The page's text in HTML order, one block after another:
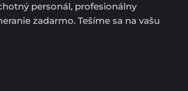
personál, profesionálny
zadarmo. Tešíme sa na vašu